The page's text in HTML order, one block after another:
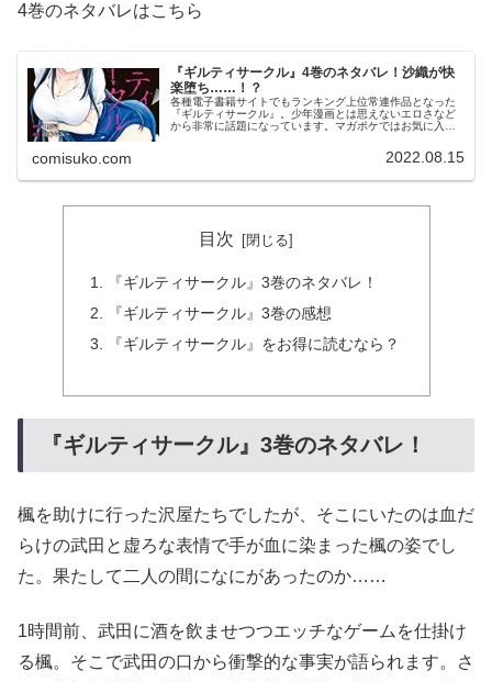
4巻のネタバレはこちら
『ギルティサークル』4巻のネタバレ！沙織が快
楽堕ち……！？
各種電子書籍サイトでもランキング上位常連作品となった
『ギルティサークル』。少年漫画とは思えないエロさなど
から非常に話題になっています。マガポケではお気に入り
comisuko.com 2022.08.15
目次
『ギルティサークル』3巻のネタバレ！
『ギルティサークル』3巻の感想
『ギルティサークル』をお得に読むなら？
『ギルティサークル』3巻のネタバレ！
楓を助けに行った沢屋たちでしたが、そこにいたのは血だ
らけの武田と虚ろな表情で手が血に染まった楓の姿でし
た。果たして二人の間になにがあったのか……
1時間前、武田に酒を飲ませつつエッチなゲームを仕掛け
る楓。そこで武田の口から衝撃的な事実が語られます。さ